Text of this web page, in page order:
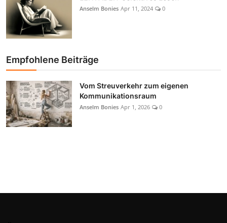
Anselm Bonies Apr 11, 2024 0
Empfohlene Beiträge
Vom Streuverkehr zum eigenen
Kommunikationsraum
Anselm Bonies Apr 1, 2026 0